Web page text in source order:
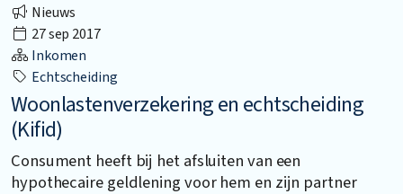
Nieuws
27 sep 2017
Inkomen
Echtscheiding
Woonlastenverzekering en echtscheiding
(Kifid)
Consument heeft bij het afsluiten van een
hypothecaire geldlening voor hem en zijn partner